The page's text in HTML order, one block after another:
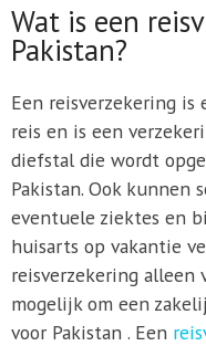
Wat is een
Pakistan?
Een reisverzekering
reis en is een
diefstal die wordt
Pakistan. Ook kunnen
eventuele ziektes en
huisarts op vakantie
reisverzekering alleen
mogelijk om een
voor Pakistan . Een